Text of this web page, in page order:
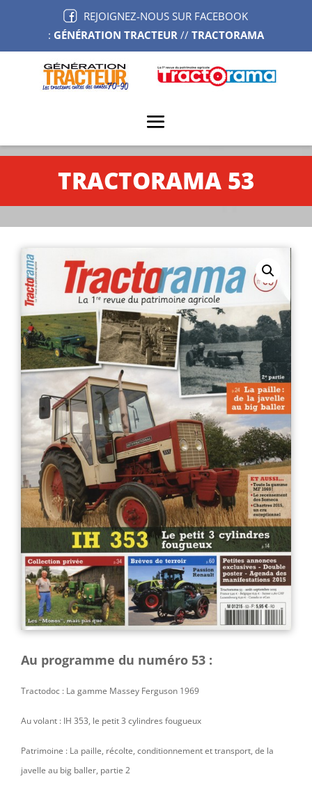
REJOIGNEZ-NOUS SUR FACEBOOK
: GÉNÉRATION TRACTEUR// TRACTORAMA
TRACTORAMA 53
Au programme du numéro 53 :
Tractodoc : La gamme Massey Ferguson 1969
Au volant : IH 353, le petit 3 cylindres fougueux
Patrimoine : La paille, récolte, conditionnement et transport, de la
javelle au big baller, partie 2